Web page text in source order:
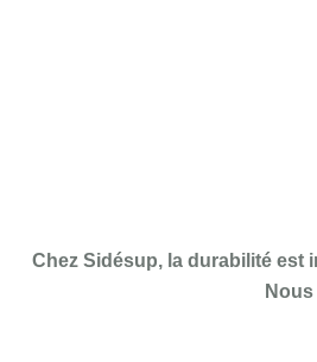
Chez Sidésup, la durabilité est